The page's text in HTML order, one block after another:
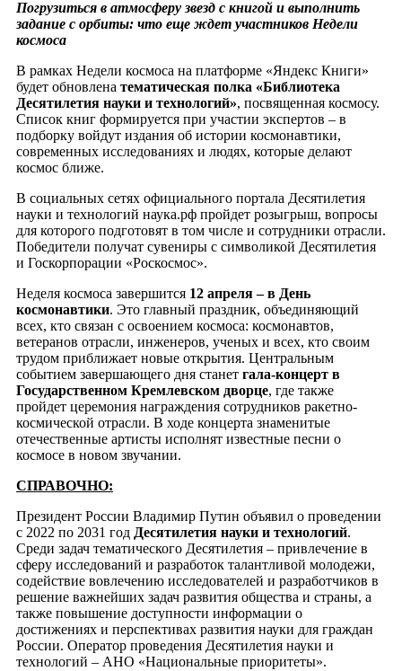
Погрузиться в атмосферу звезд с книгой и выполнить
задание с орбиты: что еще ждет участников Недели
космоса
В рамках Недели космоса на платформе «Яндекс Книги»
будет обновлена тематическая полка «Библиотека
Десятилетия науки и технологий», посвященная космосу.
Список книг формируется при участии экспертов – в
подборку войдут издания об истории космонавтики,
современных исследованиях и людях, которые делают
космос ближе.
В социальных сетях официального портала Десятилетия
науки и технологий наука.рф пройдет розыгрыш, вопросы
для которого подготовят в том числе и сотрудники отрасли.
Победители получат сувениры с символикой Десятилетия
и Госкорпорации «Роскосмос».
Неделя космоса завершится 12 апреля – в День
космонавтики. Это главный праздник, объединяющий
всех, кто связан с освоением космоса: космонавтов,
ветеранов отрасли, инженеров, ученых и всех, кто своим
трудом приближает новые открытия. Центральным
событием завершающего дня станет гала-концерт в
Государственном Кремлевском дворце, где также
пройдет церемония награждения сотрудников ракетно-
космической отрасли. В ходе концерта знаменитые
отечественные артисты исполнят известные песни о
космосе в новом звучании.
СПРАВОЧНО:
Президент России Владимир Путин объявил о проведении
с 2022 по 2031 год Десятилетия науки и технологий.
Среди задач тематического Десятилетия – привлечение в
сферу исследований и разработок талантливой молодежи,
содействие вовлечению исследователей и разработчиков в
решение важнейших задач развития общества и страны, а
также повышение доступности информации о
достижениях и перспективах развития науки для граждан
России. Оператор проведения Десятилетия науки и
технологий – АНО «Национальные приоритеты».